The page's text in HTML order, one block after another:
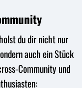
du dir nicht nur
auch ein Stück
Community und